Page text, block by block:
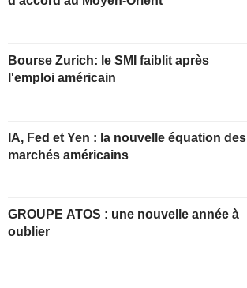
Bourse Zurich: le SMI faiblit après
l'emploi américain
IA, Fed et Yen : la nouvelle équation des
marchés américains
GROUPE ATOS : une nouvelle année à
oublier